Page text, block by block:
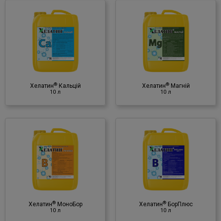
Хелатин®Кальцій
10 л
Хелатин®Магній
10 л
Магній
10 л
Мінеральне добриво
♦ магній (Mg)
Хелатин®МоноБор
10 л
Хелатин®БорПлюс
10 л
БорПлюс
10 л
Мінеральне добриво
♦ бор (В)